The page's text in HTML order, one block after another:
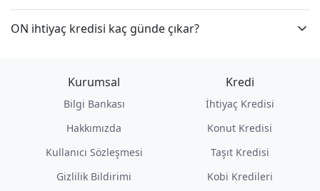
ON ihtiyaç kredisi kaç günde çıkar?
Kurumsal
Bilgi Bankası
Hakkımızda
Kullanıcı Sözleşmesi
Gizlilik Bildirimi
Kredi
İhtiyaç Kredisi
Konut Kredisi
Taşıt Kredisi
Kobi Kredileri